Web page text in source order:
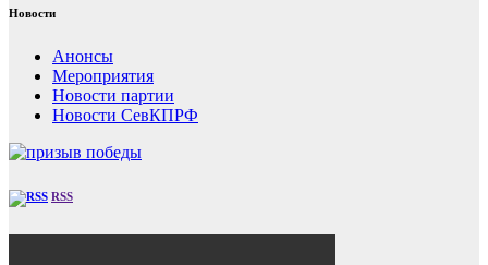
Новости
Анонсы
Мероприятия
Новости партии
Новости СевКПРФ
RSS